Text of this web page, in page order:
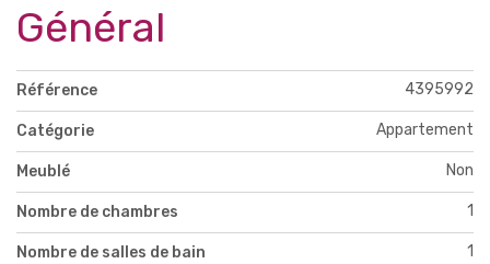
Général
Référence 4395992
Catégorie Appartement
Meublé Non
Nombre de chambres 1
Nombre de salles de bain 1